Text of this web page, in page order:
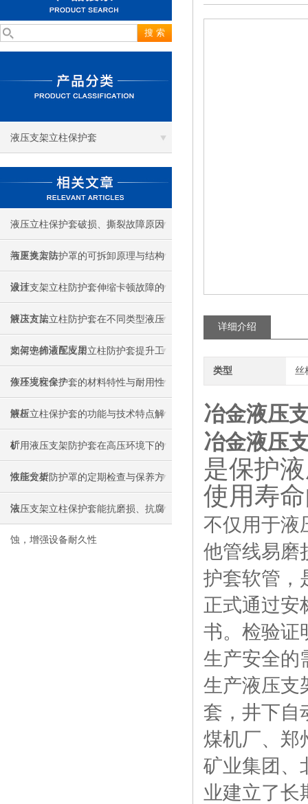
液压支架立柱保护套
液压立柱保护套破损、撕裂故障原因
与更换方法
液压支架防护罩的可拆卸原理与结构
设计
液压支架立柱防护套伸缩卡顿故障的
解决方法
液压支架立柱防护套在不同类型液压
支架中的适配应用
如何选择液压支架立柱防护套提升工
作环境安全？
液压支柱保护套的材料特性与耐用性
解析
液压立柱保护套的功能与技术特点解
析
矿用液压支架防护套在高压环境下的
性能分析
液压支架防护罩的定期检查与保养方
法
液压支架立柱保护套能抗磨损、抗腐
蚀，增强设备耐久性
详细介绍
类型 丝
冶金液压
冶金液压
是保护
使用寿
不仅用于液
他管线易磨
护套软管，
正式通过安
书。检验证
生产安全
生产液压支
套，井下自
煤机厂、郑
矿业集团、
业建立了长